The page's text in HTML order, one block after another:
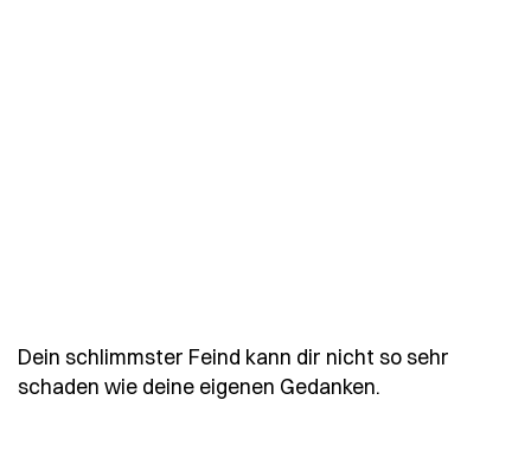
Dein schlimmster Feind kann dir nicht so sehr
schaden wie deine eigenen Gedanken.